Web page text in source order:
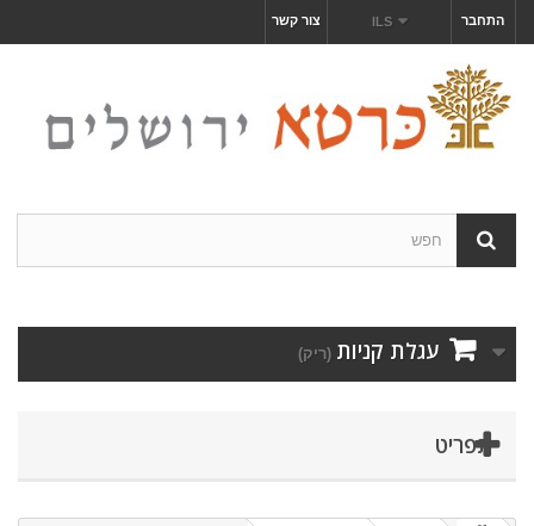
התחבר ILS צור קשר
עגלת קניות (ריק)
תפריט